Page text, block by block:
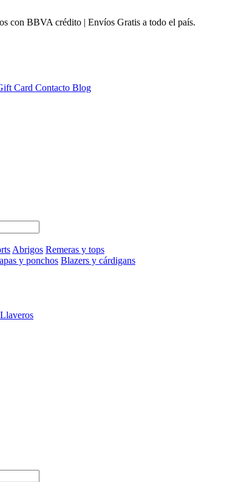
con BBVA crédito | Envíos Gratis a todo el país.
Card Contacto Blog
Abrigos Remeras y tops
y ponchos Blazers y cárdigans
Llaveros